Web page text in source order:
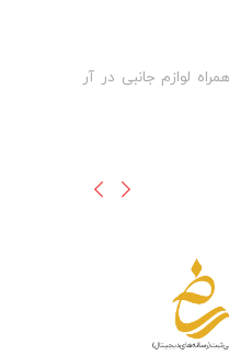
لوازم جانبی در آر